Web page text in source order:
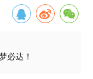
必达！